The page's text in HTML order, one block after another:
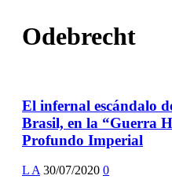
Odebrecht
El infernal escándalo
Brasil, en la “Guerra
Profundo Imperial
L A 30/07/2020 0